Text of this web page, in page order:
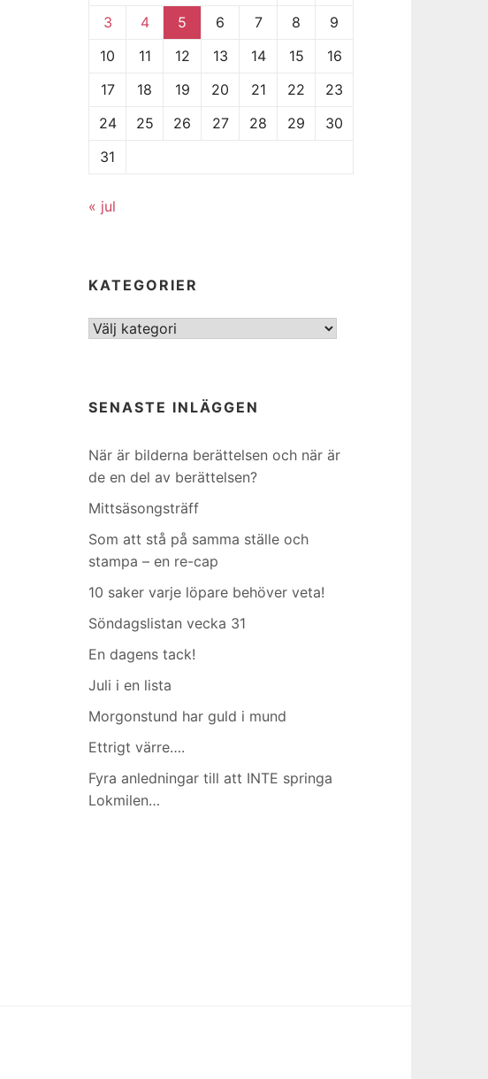
3
4 5 6 7 8
9
10
11 12 13 14 15
16
17
18 19 20 21 22
23
24
25 26 27 28 29
30
31
« jul
KATEGORIER
Kategorier
SENASTE INLÄGGEN
När är bilderna berättelsen och när är
de en del av berättelsen?
Mittsäsongsträff
Som att stå på samma ställe och
stampa – en re-cap
10 saker varje löpare behöver veta!
Söndagslistan vecka 31
En dagens tack!
Juli i en lista
Morgonstund har guld i mund
Ettrigt värre….
Fyra anledningar till att INTE springa
Lokmilen…